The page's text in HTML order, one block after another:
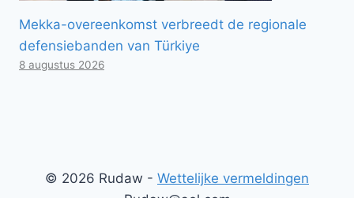
Mekka-overeenkomst verbreedt de regionale
defensiebanden van Türkiye
8 augustus 2026
© 2026 Rudaw - Wettelijke vermeldingen